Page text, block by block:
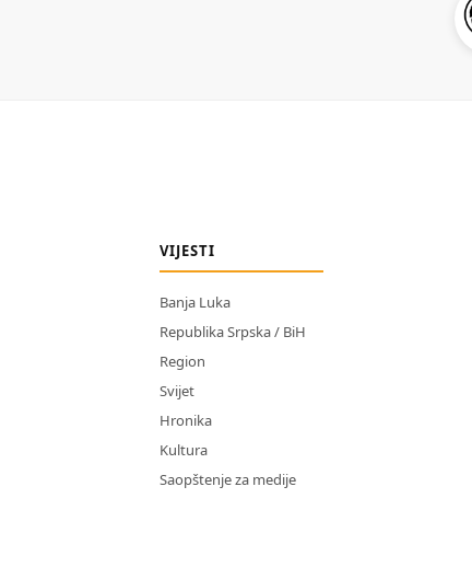
VIJESTI
Banja Luka
Republika Srpska / BiH
Region
Svijet
Hronika
Kultura
Saopštenje za medije